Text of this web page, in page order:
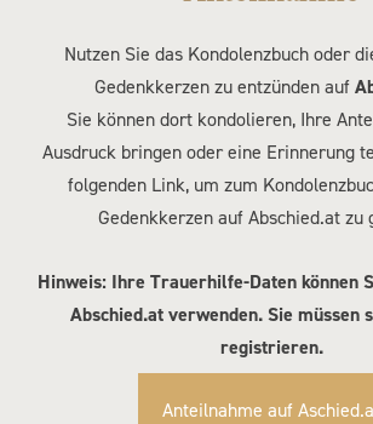
Nutzen Sie das Kondolenzbuch oder
Gedenkkerzen zu entzünden auf
Sie können dort kondolieren, Ihre
Ausdruck bringen oder eine Erinnerung
folgenden Link, um zum
Gedenkkerzen auf Abschied.at zu
Hinweis: Ihre Trauerhilfe-Daten können
Abschied.at verwenden. Sie müssen
registrieren.
Anteilnahme auf